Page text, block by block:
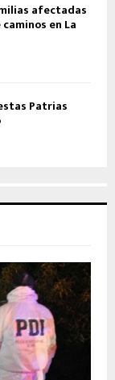
afectadas
en La
Patrias